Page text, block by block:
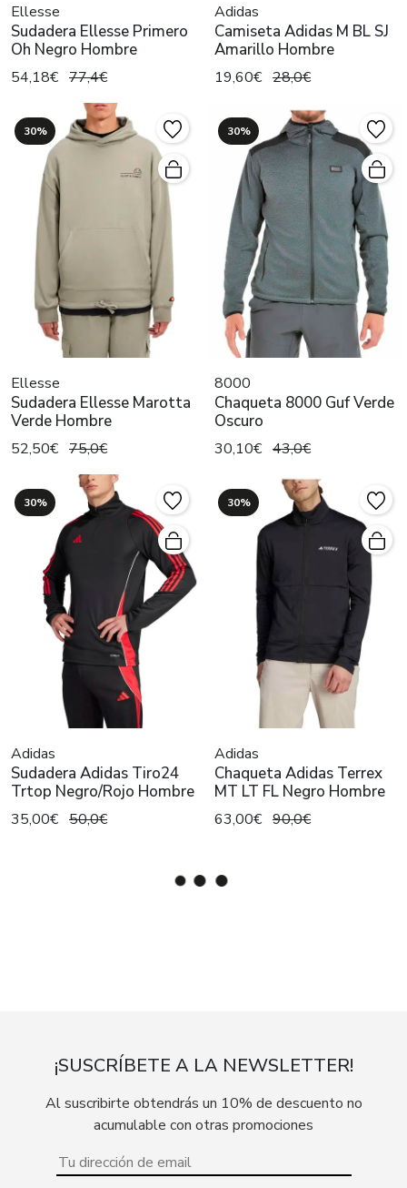
Ellesse
Sudadera Ellesse Primero
Oh Negro Hombre
54,18€ 77,4€
Adidas
Camiseta Adidas M BL SJ
Amarillo Hombre
19,60€ 28,0€
30%
Ellesse
Sudadera Ellesse Marotta
Verde Hombre
52,50€ 75,0€
30%
8000
Chaqueta 8000 Guf Verde
Oscuro
30,10€ 43,0€
30%
Adidas
Sudadera Adidas Tiro24
Trtop Negro/Rojo Hombre
35,00€ 50,0€
30%
Adidas
Chaqueta Adidas Terrex
MT LT FL Negro Hombre
63,00€ 90,0€
¡SUSCRÍBETE A LA NEWSLETTER!
Al suscribirte obtendrás un 10% de descuento no
acumulable con otras promociones